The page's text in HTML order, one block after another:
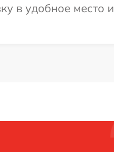
в удобное место и